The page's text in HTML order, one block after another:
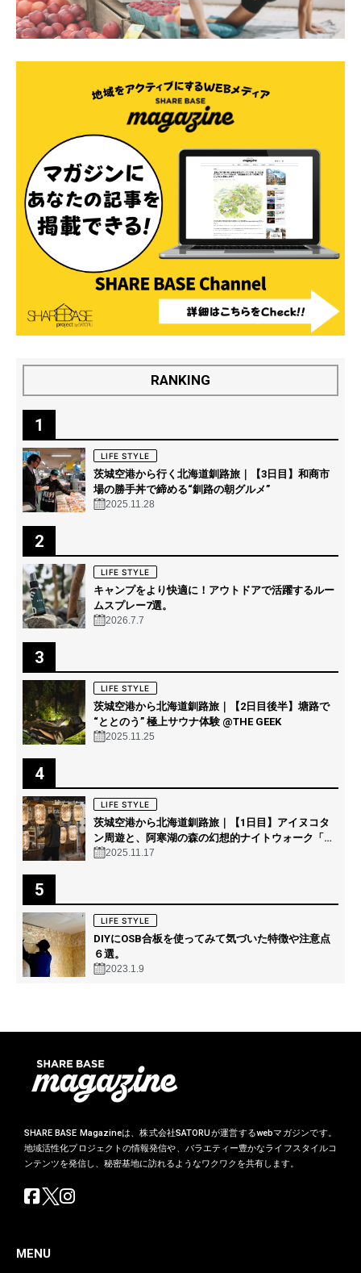
RANKING
1
LIFE STYLE
茨城空港から行く北海道釧路旅｜【3日目】和商市
場の勝手丼で締める“釧路の朝グルメ”
2025.11.28
2
LIFE STYLE
キャンプをより快適に！アウトドアで活躍するルー
ムスプレー7選。
2026.7.7
3
LIFE STYLE
茨城空港から北海道釧路旅｜【2日目後半】塘路で
“ととのう” 極上サウナ体験 @THE GEEK
2025.11.25
4
LIFE STYLE
茨城空港から北海道釧路旅｜【1日目】アイヌコタ
ン周遊と、阿寒湖の森の幻想的ナイトウォーク「カ
ムイルミナ」を体験！
2025.11.17
5
LIFE STYLE
DIYにOSB合板を使ってみて気づいた特徴や注意点
６選。
2023.1.9
SHARE BASE Magazineは、株式会社SATORUが運営するwebマガジンです。
地域活性化プロジェクトの情報発信や、バラエティー豊かなライフスタイルコ
ンテンツを発信し、秘密基地に訪れるようなワクワクを共有します。
MENU